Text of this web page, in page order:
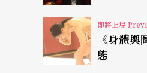
練，「我在一樓，他
概念。
「很多行為藝術家
即將上場
《身體輿圖》 鑽探「死亡
態